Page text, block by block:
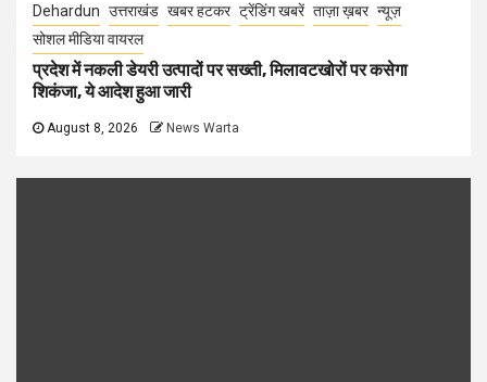
Dehardun उत्तराखंड खबर हटकर ट्रेंडिंग खबरें ताज़ा ख़बर न्यूज़
सोशल मीडिया वायरल
प्रदेश में नकली डेयरी उत्पादों पर सख्ती, मिलावटखोरों पर कसेगा
शिकंजा, ये आदेश हुआ जारी
August 8, 2026 News Warta